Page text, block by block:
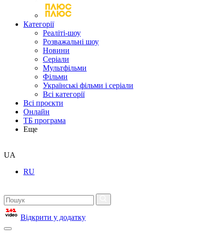
Категорії
Реаліті-шоу
Розважальні шоу
Новини
Серіали
Мультфільми
Фільми
Українські фільми і серіали
Всі категорії
Всі проєкти
Онлайн
ТБ програма
Еще
UA
RU
Відкрити у додатку